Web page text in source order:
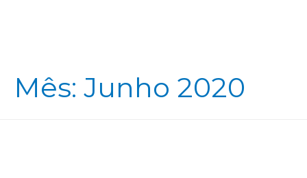
Mês: Junho 2020